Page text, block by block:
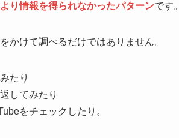
り情報を得られなかったパターンです。
かけて調べるだけではありません。
たり
してみたり
をチェックしたり。